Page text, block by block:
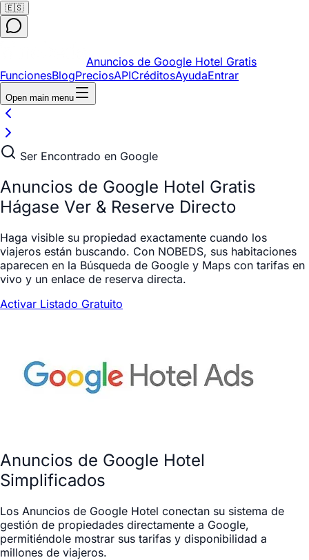
🇪🇸
Anuncios de Google Hotel Gratis
FuncionesBlogPreciosAPICréditosAyudaEntrar
Open main menu
Ser Encontrado en Google
Anuncios de Google Hotel Gratis
Hágase Ver & Reserve Directo
Haga visible su propiedad exactamente cuando los
viajeros están buscando. Con NOBEDS, sus habitaciones
aparecen en la Búsqueda de Google y Maps con tarifas en
vivo y un enlace de reserva directa.
Activar Listado Gratuito
Anuncios de Google Hotel
Simplificados
Los Anuncios de Google Hotel conectan su sistema de
gestión de propiedades directamente a Google,
permitiéndole mostrar sus tarifas y disponibilidad a
millones de viajeros.